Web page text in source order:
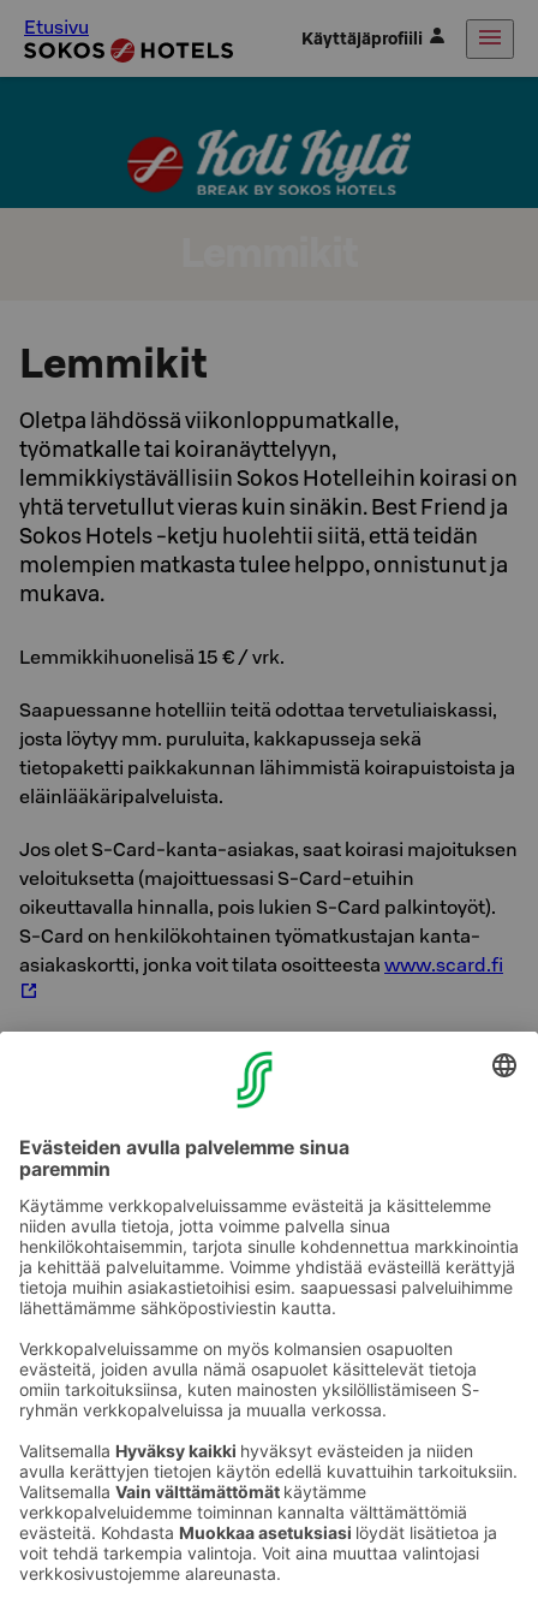
Etusivu Käyttäjäprofiili
Lemmikit
Oletpa lähdössä viikonloppumatkalle,
työmatkalle tai koiranäyttelyyn,
lemmikkiystävällisiin Sokos Hotelleihin koirasi on
yhtä tervetullut vieras kuin sinäkin. Best Friend ja
Sokos Hotels -ketju huolehtii siitä, että teidän
molempien matkasta tulee helppo, onnistunut ja
mukava.
Lemmikkihuonelisä 15 € / vrk.
Saapuessanne hotelliin teitä odottaa tervetuliaiskassi,
josta löytyy mm. puruluita, kakkapusseja sekä
tietopaketti paikkakunnan lähimmistä koirapuistoista ja
eläinlääkäripalveluista.
Jos olet S-Card-kanta-asiakas, saat koirasi majoituksen
veloituksetta (majoittuessasi S-Card-etuihin
oikeuttavalla hinnalla, pois lukien S-Card palkintoyöt).
S-Card on henkilökohtainen työmatkustajan kanta-
asiakaskortti, jonka voit tilata osoitteesta www.scard.fi
Sokos Hotels -ketju ja Best Friend ovat luoneet koiran
kanssa matkustaville mukavat olosuhteet ja ilmapiirin,
joka tekee reissaamisesta entistä mutkattomampaa.
Ilmoitathan hotellivarauksen yhteydessä, että mukanasi
matkustaa koira. Koirien lisäksi myös muut
lemmikkieläimet ovat lämpimästi tervetulleita Sokos
Hotelleihin.
Ota yhteyttä
Hotellien yhteystiedot
Asiakaspalvelun yhteystiedot›
Palaute
Anna palautetta
Sokos Hotels uutiskirje
Tilaa uutiskirje
Saat Sokos Hotellien uusimmat
edut ja uutiset sähköpostiisi
kuukausittain.
Palkinnot ja sertifikaatit
Sokos Hotels somessa
Sokos Hotels
Facebookissa
Sokos Hotels
Sokos
Hotels
Sokos
Hotels